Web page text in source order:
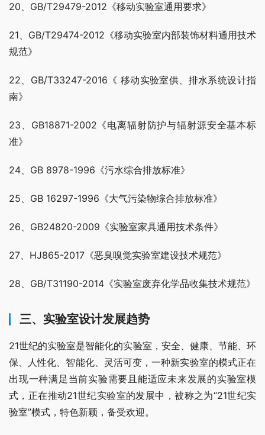
20、GB/T29479-2012《移动实验室通用要求》
21、GB/T29474-2012《移动实验室内部装饰材料通用技术
规范》
22、GB/T33247-2016《 移动实验室供、排水系统设计指
南》
23、GB18871-2002《电离辐射防护与辐射源安全基本标
准》
24、GB 8978-1996《污水综合排放标准》
25、GB 16297-1996《大气污染物综合排放标准》
26、GB24820-2009《实验室家具通用技术条件》
27、HJ865-2017《恶臭嗅觉实验室建设技术规范》
28、GB/T31190-2014《实验室废弃化学品收集技术规范》
三、实验室设计发展趋势
21世纪的实验室是智能化的实验室，安全、健康、节能、环
保、人性化、智能化、灵活可变，一种新实验室的模式正在
出现一种满足当前实验需要且能适应未来发展的实验室模
式，正在推动21世纪实验室的发展中，被称之为“21世纪实
验室”模式，特色新颖，备受欢迎。